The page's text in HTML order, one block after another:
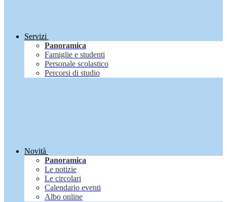
Servizi
Panoramica
Famiglie e studenti
Personale scolastico
Percorsi di studio
Novità
Panoramica
Le notizie
Le circolari
Calendario eventi
Albo online